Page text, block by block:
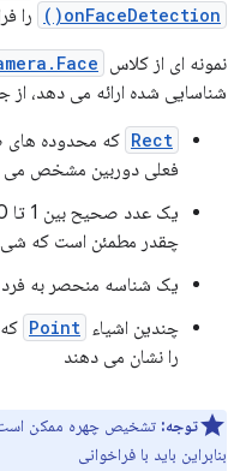
onFaceDetection()
را
نمونه ای از کلاس
شناسایی شده ارائه می دهد، از
Rect که محدوده های
فعلی دوربین مشخص می
چقدر مطمئن است که
یک شناسه منحصر به فرد
چندین اشیاء Point
را نشان می دهند
توجه: تشخیص چهره ممکن است
بنابراین باید با فراخوانی